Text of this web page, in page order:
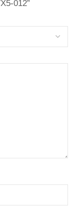
012”